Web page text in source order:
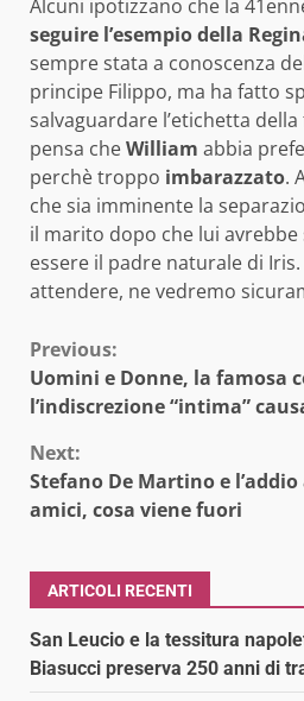
Alcuni ipotizzano che la
seguire l’esempio della
sempre stata a conoscenza
principe Filippo, ma ha fatto
salvaguardare l’etichetta della
pensa cheWilliam abbia
perchè troppo imbarazzato.
che sia imminente la
il marito dopo che lui
essere il padre naturale di
attendere, ne vedremo
Continue
Reading
Previous:
Uomini e Donne, la famosa
l’indiscrezione “intima”
Next:
Stefano De Martino e
amici, cosa viene fuori
ARTICOLI RECENTI
San Leucio e la tessitura
Biasucci preserva 250 anni di